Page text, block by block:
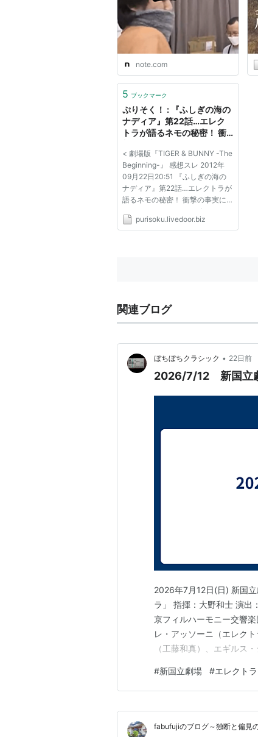
デアデビル（2003） オリジ
リスト::アメコミヒーロー
*1:Rated PG-13 for action
ンの娘。
トロイア戦争から戻った父を
に謀殺される。アポロンの神
母親を殺害するが、その罪に
国外へと去る。
古代ギリシャの三大悲劇詩人、
この物語を題材にした悲劇を
精神分析では、エレクトラ・
ックスの一種で、女の子が父
（関連：反対に男の子が母親
余談だが、その琥珀を絹布で
と呼ぶ。
note.com
5 ブックマーク
ぷりそく！ : 『ふしぎの海の
ナディア』第22話…エレク
トラが語るネモの秘密！ 衝
< 劇場版『TIGER & BUNNY -The
Beginning-』 感想スレ 2012年
09月22日20:51 『ふしぎの海の
ナディア』第22話…エレクトラが
語るネモの秘密！ 衝撃の事実に
ナディアは……。 カテゴリふしぎ
の海のナディアアニメ はてぶ、
purisoku.livedoor.biz
関連ブログ
ぼちぼちクラシック • 22日前
2026/7/12 新国立
2026年7月12日(日) 新国
ラ」 指揮：大野和士 演出
京フィルハーモニー交響
レ・アッソーニ（エレク
（工藤和真）、エギルス
年前の公演も劇場にて鑑賞
ど、今回は下記アイテム
#新国立劇場 #エレクトラ
fabufujiのブログ～独断と偏見